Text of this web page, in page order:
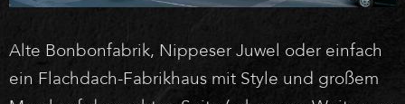
Alte Bonbonfabrik, Nippeser Juwel oder einfach
ein Flachdach-Fabrikhaus mit Style und großem